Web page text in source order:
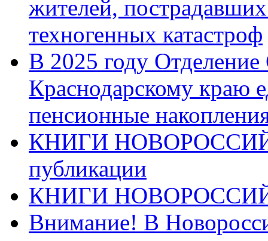
жителей,
техногенных катастроф
В 2025 году
Краснодарскому краю
пенсионные
КНИГИ
публикации
КНИГИ
Внимание! В